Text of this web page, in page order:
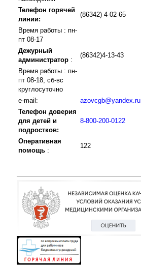
Телефон горячей
линии:
(86342) 4-02-65
Время работы : пн-
пт 08-17
Дежурный
администратор :
(86342)4-13-43
Время работы : пн-
пт 08-18, сб-вс
круглосуточно
e-mail:
azovcgb@yandex.ru
Телефон доверия
для детей и
подростков:
8-800-200-0122
Оперативная
помощь :
122